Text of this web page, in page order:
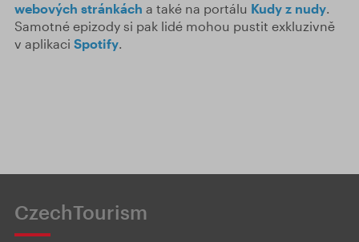
webových stránkách a také na portálu Kudy z nudy.
Samotné epizody si pak lidé mohou pustit exkluzivně
v aplikaci Spotify.
CzechTourism